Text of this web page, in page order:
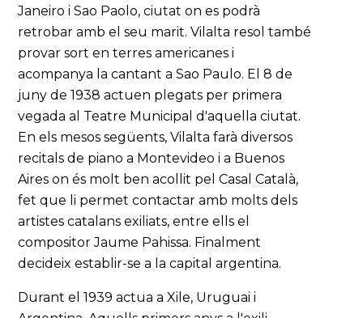
Janeiro i Sao Paolo, ciutat on es podrà
retrobar amb el seu marit. Vilalta resol també
provar sort en terres americanes i
acompanya la cantant a Sao Paulo. El 8 de
juny de 1938 actuen plegats per primera
vegada al Teatre Municipal d'aquella ciutat.
En els mesos següents, Vilalta farà diversos
recitals de piano a Montevideo i a Buenos
Aires on és molt ben acollit pel Casal Català,
fet que li permet contactar amb molts dels
artistes catalans exiliats, entre ells el
compositor Jaume Pahissa. Finalment
decideix establir-se a la capital argentina.
Durant el 1939 actua a Xile, Uruguai i